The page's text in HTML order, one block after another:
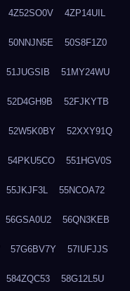
4Z52SO0V 4ZP14UIL
50NNJN5E 50S8F1Z0
51JUGSIB 51MY24WU
52D4GH9B 52FJKYTB
52W5K0BY 52XXY91Q
54PKU5CO 551HGV0S
55JKJF3L 55NCOA72
56GSA0U2 56QN3KEB
57G6BV7Y 57IUFJJS
584ZQC53 58G12L5U